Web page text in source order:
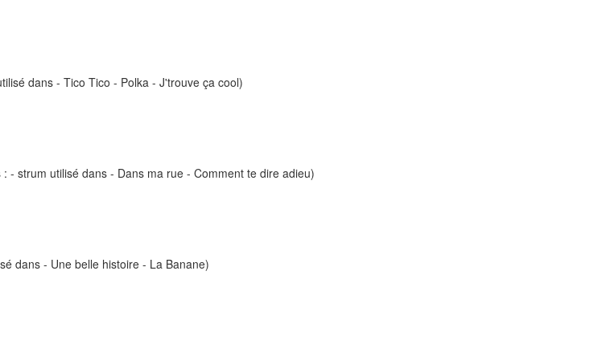
dans - Tico Tico - Polka - J'trouve ça cool)
- strum utilisé dans - Dans ma rue - Comment te dire adieu)
dans - Une belle histoire - La Banane)